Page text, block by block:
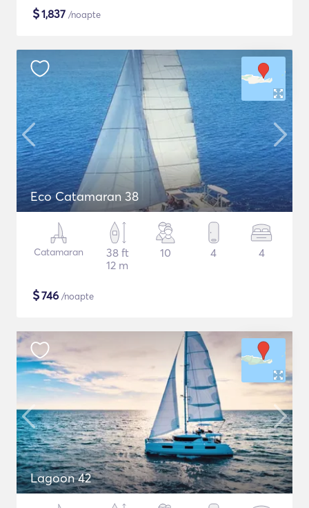
$1,837 /noapte
Eco Catamaran 38
Catamaran
38 ft
12 m
10 4 4
$746 /noapte
Lagoon 42